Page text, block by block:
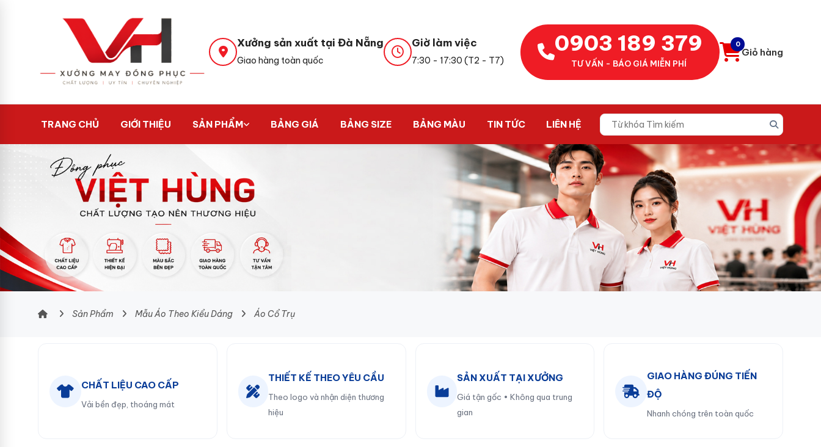
Xưởng sản xuất tại Đà Nẵng
Giao hàng toàn quốc
Giờ làm việc
7:30 - 17:30 (T2 - T7)
0903 189 379
TƯ VẤN - BÁO GIÁ MIỄN PHÍ
0
Giỏ hàng
TRANG CHỦ GIỚI THIỆU SẢN PHẨM BẢNG GIÁ BẢNG SIZE BẢNG MÀU TIN TỨC LIÊN HỆ
Sản Phẩm Mẫu Áo Theo Kiểu Dáng Áo Cổ Trụ
CHẤT LIỆU CAO CẤP
Vải bền đẹp, thoáng mát
THIẾT KẾ THEO YÊU CẦU
Theo logo và nhận diện thương
hiệu
SẢN XUẤT TẠI XƯỞNG
Giá tận gốc • Không qua trung
gian
GIAO HÀNG ĐÚNG TIẾN
ĐỘ
Nhanh chóng trên toàn quốc